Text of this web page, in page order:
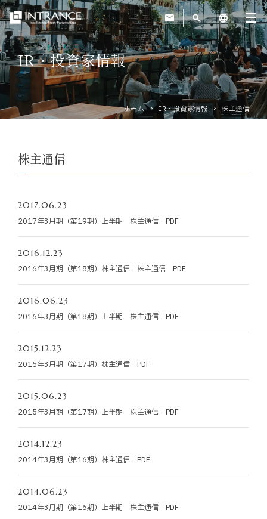
mail search language
トップ
企業情報
運営ホテル
IR・投資家情報
お役立ちコラム
採用情報
お問い合わせ
IR・投資家情報
ホーム IR・投資家情報 株主通信
株主通信
2017.06.23
2017年3月期（第19期）上半期 株主通信 PDF
2016.12.23
2016年3月期（第18期）株主通信 株主通信 PDF
2016.06.23
2016年3月期（第18期）上半期 株主通信 PDF
2015.12.23
2015年3月期（第17期）株主通信 PDF
2015.06.23
2015年3月期（第17期）上半期 株主通信 PDF
2014.12.23
2014年3月期（第16期）株主通信 PDF
2014.06.23
2014年3月期（第16期）上半期 株主通信 PDF